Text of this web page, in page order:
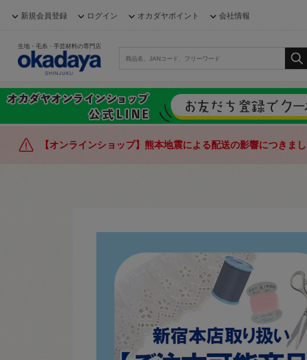
新規会員登録 ログイン オカダヤポイント 会社情報
生地・毛糸・手芸材料の専門店
【オンラインショップ】熊本地震による配送の影響につきま